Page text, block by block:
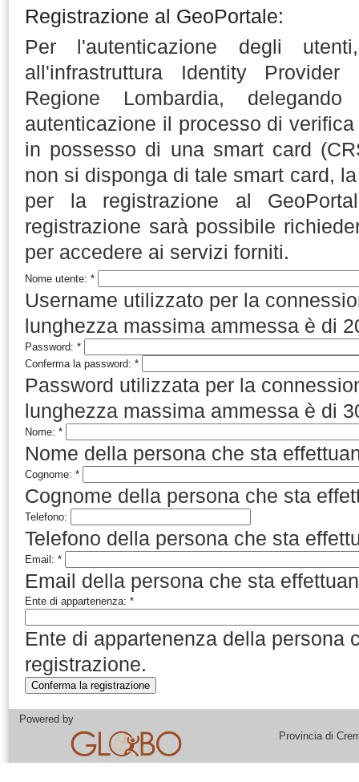
Registrazione al GeoPortale:
Per l'autenticazione degli
all'infrastruttura Identity
Regione Lombardia,
autenticazione il processo di
in possesso di una smart card
non si disponga di tale smart card,
per la registrazione al
registrazione sarà possibile
per accedere ai servizi forniti.
Nome utente: *
Username utilizzato per la
lunghezza massima ammessa è di
Password: *
Conferma la password: *
Password utilizzata per la
lunghezza massima ammessa è di
Nome: *
Nome della persona che sta
Cognome: *
Cognome della persona che sta
Telefono:
Telefono della persona che sta
Email: *
Email della persona che sta
Ente di appartenenza: *
Ente di appartenenza della persona
registrazione.
Powered by
Provincia di